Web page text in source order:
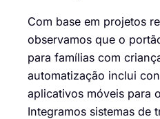
Com base em projetos
observamos que o
para famílias com
automatização inclui
aplicativos móveis para
Integramos sistemas de